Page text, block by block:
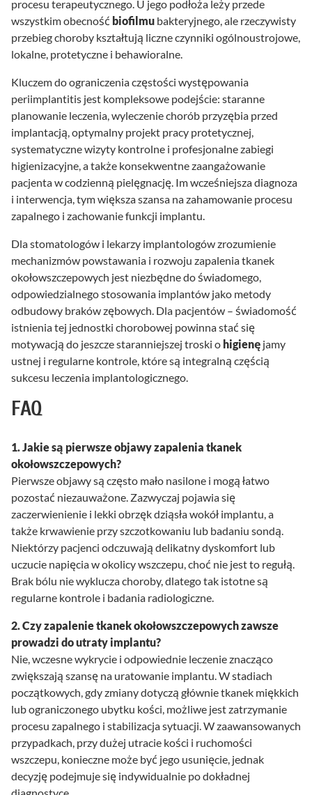
procesu terapeutycznego. U jego podłoża leży przede
wszystkim obecność biofilmu bakteryjnego, ale rzeczywisty
przebieg choroby kształtują liczne czynniki ogólnoustrojowe,
lokalne, protetyczne i behawioralne.
Kluczem do ograniczenia częstości występowania
periimplantitis jest kompleksowe podejście: staranne
planowanie leczenia, wyleczenie chorób przyzębia przed
implantacją, optymalny projekt pracy protetycznej,
systematyczne wizyty kontrolne i profesjonalne zabiegi
higienizacyjne, a także konsekwentne zaangażowanie
pacjenta w codzienną pielęgnację. Im wcześniejsza diagnoza
i interwencja, tym większa szansa na zahamowanie procesu
zapalnego i zachowanie funkcji implantu.
Dla stomatologów i lekarzy implantologów zrozumienie
mechanizmów powstawania i rozwoju zapalenia tkanek
okołowszczepowych jest niezbędne do świadomego,
odpowiedzialnego stosowania implantów jako metody
odbudowy braków zębowych. Dla pacjentów – świadomość
istnienia tej jednostki chorobowej powinna stać się
motywacją do jeszcze staranniejszej troski o higienę jamy
ustnej i regularne kontrole, które są integralną częścią
sukcesu leczenia implantologicznego.
FAQ
1. Jakie są pierwsze objawy zapalenia tkanek
okołowszczepowych?
Pierwsze objawy są często mało nasilone i mogą łatwo
pozostać niezauważone. Zazwyczaj pojawia się
zaczerwienienie i lekki obrzęk dziąsła wokół implantu, a
także krwawienie przy szczotkowaniu lub badaniu sondą.
Niektórzy pacjenci odczuwają delikatny dyskomfort lub
uczucie napięcia w okolicy wszczepu, choć nie jest to regułą.
Brak bólu nie wyklucza choroby, dlatego tak istotne są
regularne kontrole i badania radiologiczne.
2. Czy zapalenie tkanek okołowszczepowych zawsze
prowadzi do utraty implantu?
Nie, wczesne wykrycie i odpowiednie leczenie znacząco
zwiększają szansę na uratowanie implantu. W stadiach
początkowych, gdy zmiany dotyczą głównie tkanek miękkich
lub ograniczonego ubytku kości, możliwe jest zatrzymanie
procesu zapalnego i stabilizacja sytuacji. W zaawansowanych
przypadkach, przy dużej utracie kości i ruchomości
wszczepu, konieczne może być jego usunięcie, jednak
decyzję podejmuje się indywidualnie po dokładnej